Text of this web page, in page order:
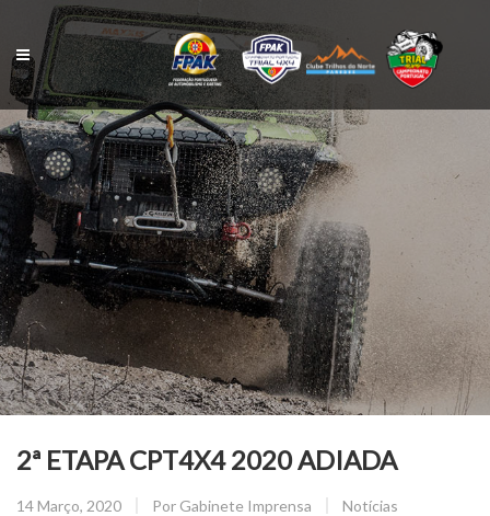
content
2ª ETAPA CPT4X4 2020 ADIADA
Posted
14 Março, 2020 Por Gabinete Imprensa CATEGORY:
Notícias